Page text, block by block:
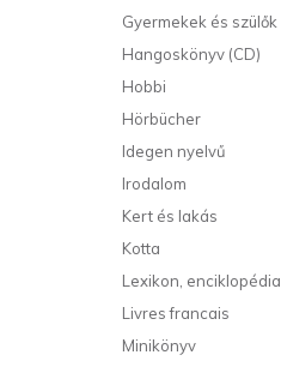
Gyermekek és szülők
Hangoskönyv (CD)
Hobbi
Hörbücher
Idegen nyelvű
Irodalom
Kert és lakás
Kotta
Lexikon, enciklopédia
Livres francais
Minikönyv